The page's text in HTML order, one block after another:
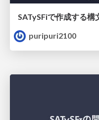
SATySFiで作成する構
puripuri2100